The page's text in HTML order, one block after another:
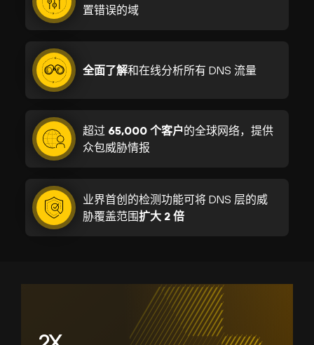
置错误的域
全面了解和在线分析所有 DNS 流量
超过 65,000 个客户的全球网络，提供
众包威胁情报
业界首创的检测功能可将 DNS 层的威
胁覆盖范围扩大 2 倍